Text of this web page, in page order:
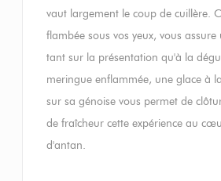
vaut largement le coup de cuillère.
flambée sous vos yeux, vous
tant sur la présentation qu'à la
meringue enflammée, une glace à
sur sa génoise vous permet de
de fraîcheur cette expérience au
d'antan.